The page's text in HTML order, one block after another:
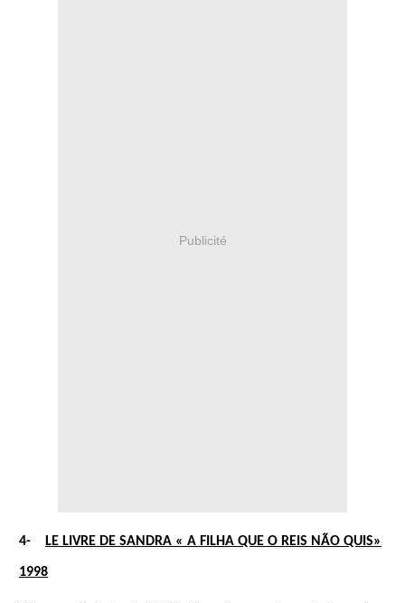
Publicité
4- LE LIVRE DE SANDRA « A FILHA QUE O REIS NÃO QUIS»
1998